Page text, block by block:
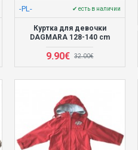
-PL- ✔ есть в наличии
Куртка для девочки
DAGMARA 128-140 cm
9.90€ 32.00€